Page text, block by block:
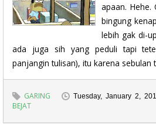
apaan. Hehe.
bingung
lebih gak di-
ada juga sih yang peduli tapi
panjangin tulisan), itu karena sebulan
GARING Tuesday, January 2,
BEJAT